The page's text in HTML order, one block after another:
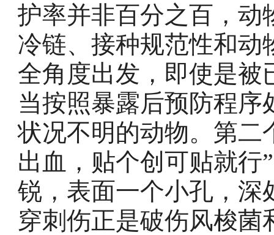
护率并非百分之百，动
冷链、接种规范性和动
全角度出发，即使是被
当按照暴露后预防程
状况不明的动物。第二
出血，贴个创可贴就行
锐，表面一个小孔，深
穿刺伤正是破伤风梭